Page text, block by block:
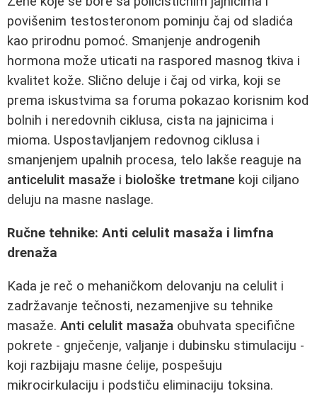
povišenim testosteronom pominju čaj od sladića
kao prirodnu pomoć. Smanjenje androgenih
hormona može uticati na raspored masnog tkiva i
kvalitet kože. Slično deluje i čaj od virka, koji se
prema iskustvima sa foruma pokazao korisnim kod
bolnih i neredovnih ciklusa, cista na jajnicima i
mioma. Uspostavljanjem redovnog ciklusa i
smanjenjem upalnih procesa, telo lakše reaguje na
anticelulit masaže i biološke tretmane koji ciljano
deluju na masne naslage.
Ručne tehnike: Anti celulit masaža i limfna
drenaža
Kada je reč o mehaničkom delovanju na celulit i
zadržavanje tečnosti, nezamenjive su tehnike
masaže. Anti celulit masaža obuhvata specifične
pokrete - gnječenje, valjanje i dubinsku stimulaciju -
koji razbijaju masne ćelije, pospešuju
mikrocirkulaciju i podstiču eliminaciju toksina.